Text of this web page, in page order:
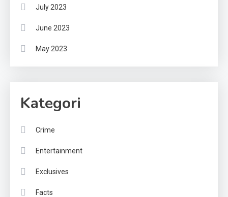
July 2023
June 2023
May 2023
Kategori
Crime
Entertainment
Exclusives
Facts